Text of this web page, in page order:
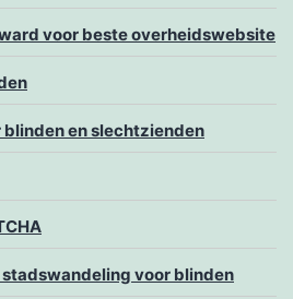
voor beste overheidswebsite
en slechtzienden
voor blinden